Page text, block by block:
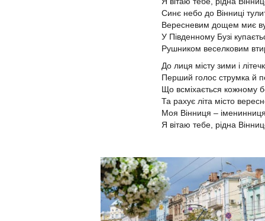
Синє небо до Вінниці
Вересневим дощем миє
У Південному Бузі
Рушником веселковим
До лиця місту зими і
Перший голос струмка й
Що всміхається кожному
Та рахує літа місто
Моя Вінниця –
Я вітаю тебе, рідна